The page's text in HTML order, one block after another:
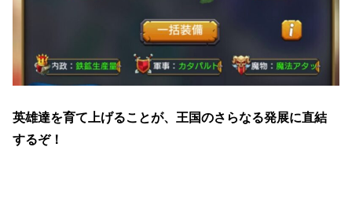
英雄達を育て上げることが、王国のさらなる発展に直結
するぞ！